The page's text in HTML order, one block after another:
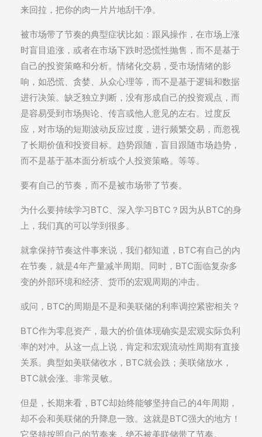
来回拉，把你的肉一片片地刮干净。
被市场带了节奏的典型症状比如：跟风操作，在市场上涨
时盲目追涨，或者在市场下跌时恐慌性抛售，而不是基于
自己的投资策略和分析。情绪化交易，受市场情绪的影
响，如恐慌、贪婪、从众心理等，而不是基于逻辑和数据
进行决策。缺乏独立判断，没有形成自己的投资观点，而
是容易受到市场舆论、传言或他人意见的左右。过度反
应，对市场的短期波动反应过度，进行频繁交易，而忽视
了长期价值和投资目标。趋势跟随，盲目跟随市场趋势，
而不是基于基本面分析或个人投资策略。等等。
要有自己的节奏，而不是被市场带了节奏。
为什么要持续学习BTC、深入学习BTC？因为从BTC的身
上，我们真的可以学到很多。
就拿保持节奏这件事来说，我们都知道，BTC有自己的内
在节奏，就是4年产量减半周期。同时，BTC面临复杂多
变的外部环境和经济、货币的宏观周期的冲击。
或问，BTC的周期是不是和美联储的利率调控紧密相关？
BTC作为零息资产，最大的价值体现确实是宏观实际负利
率的对冲。从这一点上说，肯定和宏观流动性周期有直接
关系。典型如美联储收水，BTC就会跌；美联储放水，
BTC就会涨。非常灵敏。
但是，长期来看，BTC却始终能够坚持自己的4年周期，
却不会和美联储的升降息一致。这就是BTC强大的地方！
它坚持按照自己的节奏来，绝不被美联储带了节奏。